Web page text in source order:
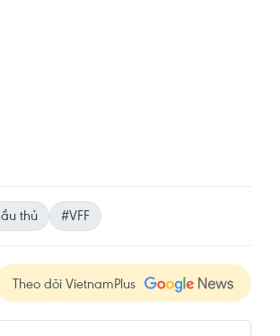
thủ #VFF
Theo dõi VietnamPlus